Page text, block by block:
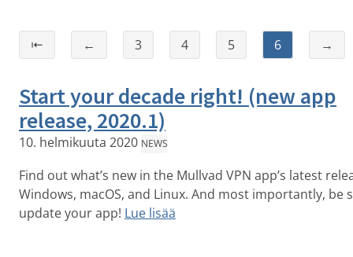
⇤ ← 3 4 5 6 →
Start your decade right! (new app
release, 2020.1)
10. helmikuuta 2020 NEWS
Find out what’s new in the Mullvad VPN app’s latest
Windows, macOS, and Linux. And most importantly, be
update your app! Lue lisää